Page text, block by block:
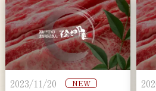
2023/11/20 NEW